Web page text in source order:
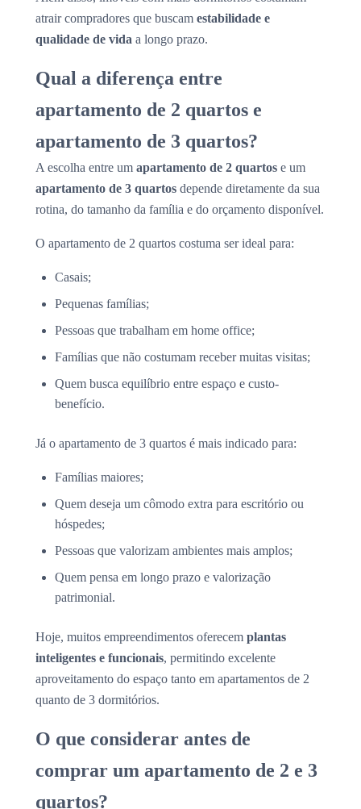
atrair compradores que buscam estabilidade e
qualidade de vida a longo prazo.
Qual a diferença entre
apartamento de 2 quartos e
apartamento de 3 quartos?
A escolha entre um apartamento de 2 quartos e um
apartamento de 3 quartos depende diretamente da sua
rotina, do tamanho da família e do orçamento disponível.
O apartamento de 2 quartos costuma ser ideal para:
Casais;
Pequenas famílias;
Pessoas que trabalham em home office;
Famílias que não costumam receber muitas visitas;
Quem busca equilíbrio entre espaço e custo-
benefício.
Já o apartamento de 3 quartos é mais indicado para:
Famílias maiores;
Quem deseja um cômodo extra para escritório ou
hóspedes;
Pessoas que valorizam ambientes mais amplos;
Quem pensa em longo prazo e valorização
patrimonial.
Hoje, muitos empreendimentos oferecem plantas
inteligentes e funcionais, permitindo excelente
aproveitamento do espaço tanto em apartamentos de 2
quanto de 3 dormitórios.
O que considerar antes de
comprar um apartamento de 2 e 3
quartos?